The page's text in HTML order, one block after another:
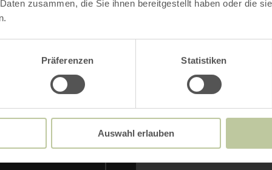
zusammen, die Sie ihnen bereitgestellt haben oder die
Präferenzen Statistiken
Auswahl erlauben
Station im Kreis
Str. 5
Nideggen
Bitte